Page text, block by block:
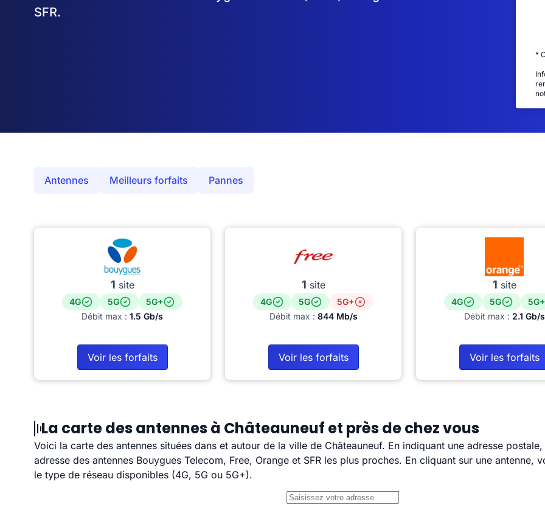
SFR.
*
Antennes Meilleurs forfaits Pannes
1 site
4G 5G
5G+
Débit max : 1.5 Gb/s
Voir les forfaits
1 site
4G 5G
5G+
Débit max : 844 Mb/s
Voir les forfaits
1 site
4G 5G
5G+
Débit max : 2.1 Gb/s
Voir les forfaits
La carte des antennes à Châteauneuf et près de chez vous
Voici la carte des antennes situées dans et autour de la ville de Châteauneuf. En indiquant une adresse
adresse des antennes Bouygues Telecom, Free, Orange et SFR les plus proches. En cliquant sur une
le type de réseau disponibles (4G, 5G ou 5G+).